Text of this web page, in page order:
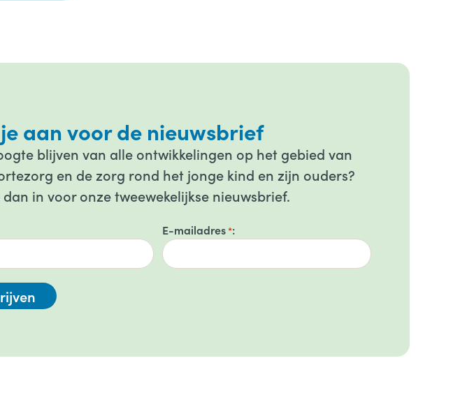
aan voor de nieuwsbrief
blijven van alle ontwikkelingen op het gebied van
en de zorg rond het jonge kind en zijn ouders?
in voor onze tweewekelijkse nieuwsbrief.
E-mailadres*